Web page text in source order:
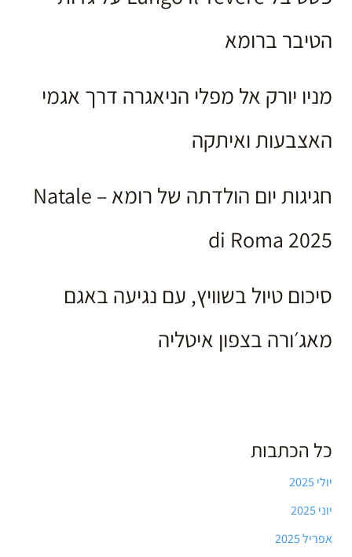
הטיבר ברומא
מניו יורק אל מפלי הניאגרה דרך אגמי
האצבעות ואיתקה
חגיגות יום הולדתה של רומא – Natale
di Roma 2025
סיכום טיול בשוויץ, עם נגיעה באגם
מאג׳ורה בצפון איטליה
כל הכתבות
יולי 2025
יוני 2025
אפריל 2025